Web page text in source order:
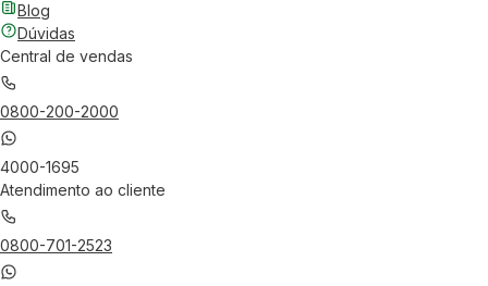
Blog
Dúvidas
Central de vendas
0800-200-2000
4000-1695
Atendimento ao cliente
0800-701-2523